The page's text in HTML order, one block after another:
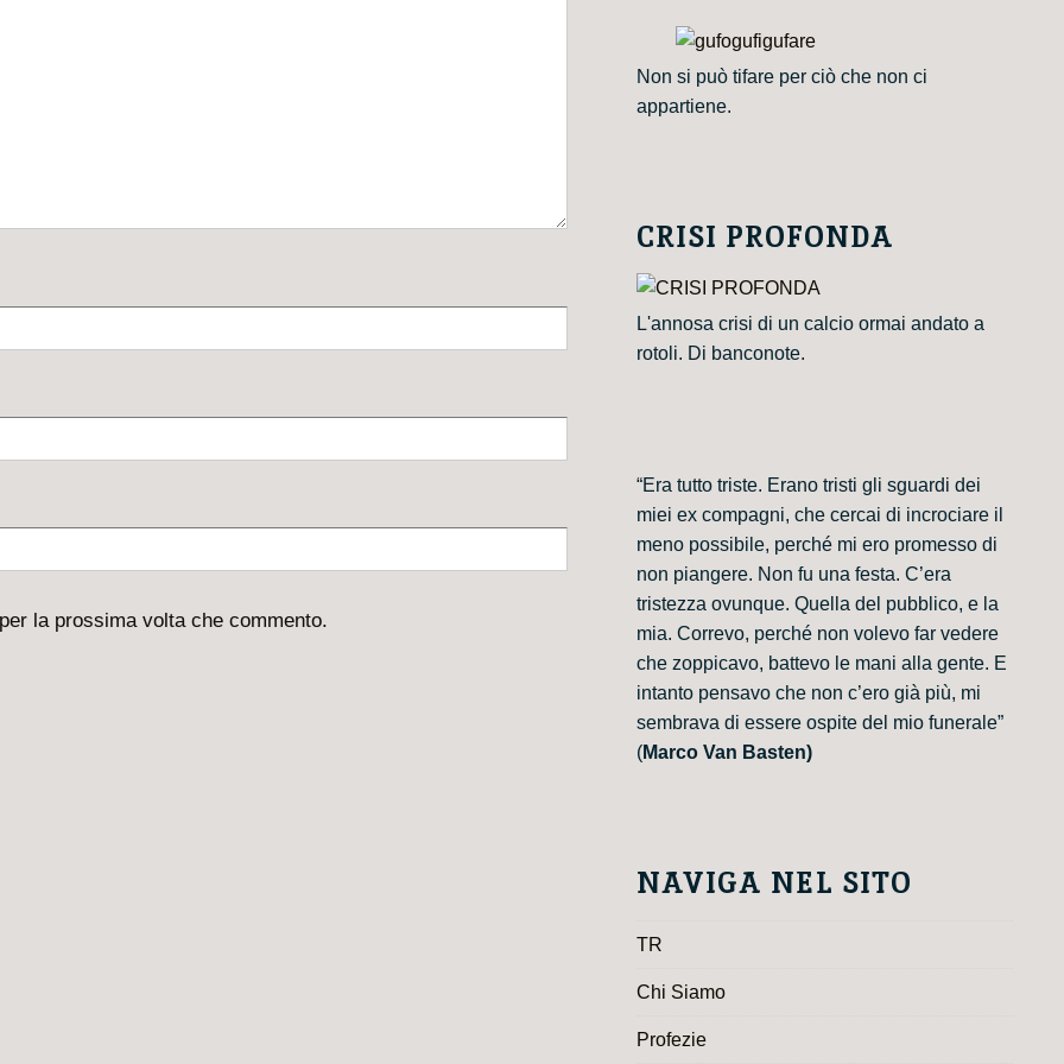
la prossima volta che commento.
Non si può tifare per ciò che non ci
appartiene.
CRISI PROFONDA
L'annosa crisi di un calcio ormai andato a
rotoli. Di banconote.
“Era tutto triste. Erano tristi gli sguardi dei
miei ex compagni, che cercai di incrociare il
meno possibile, perché mi ero promesso di
non piangere. Non fu una festa. C’era
tristezza ovunque. Quella del pubblico, e la
mia. Correvo, perché non volevo far vedere
che zoppicavo, battevo le mani alla gente. E
intanto pensavo che non c’ero già più, mi
sembrava di essere ospite del mio funerale”
(Marco Van Basten)
NAVIGA NEL SITO
TR
Chi Siamo
Profezie